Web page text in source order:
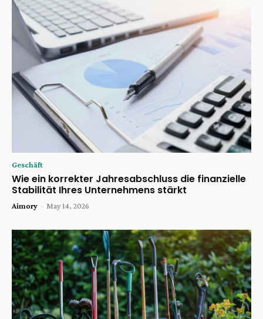
Geschäft
Wie ein korrekter Jahresabschluss die finanzielle
Stabilität Ihres Unternehmens stärkt
Aimory - May 14, 2026